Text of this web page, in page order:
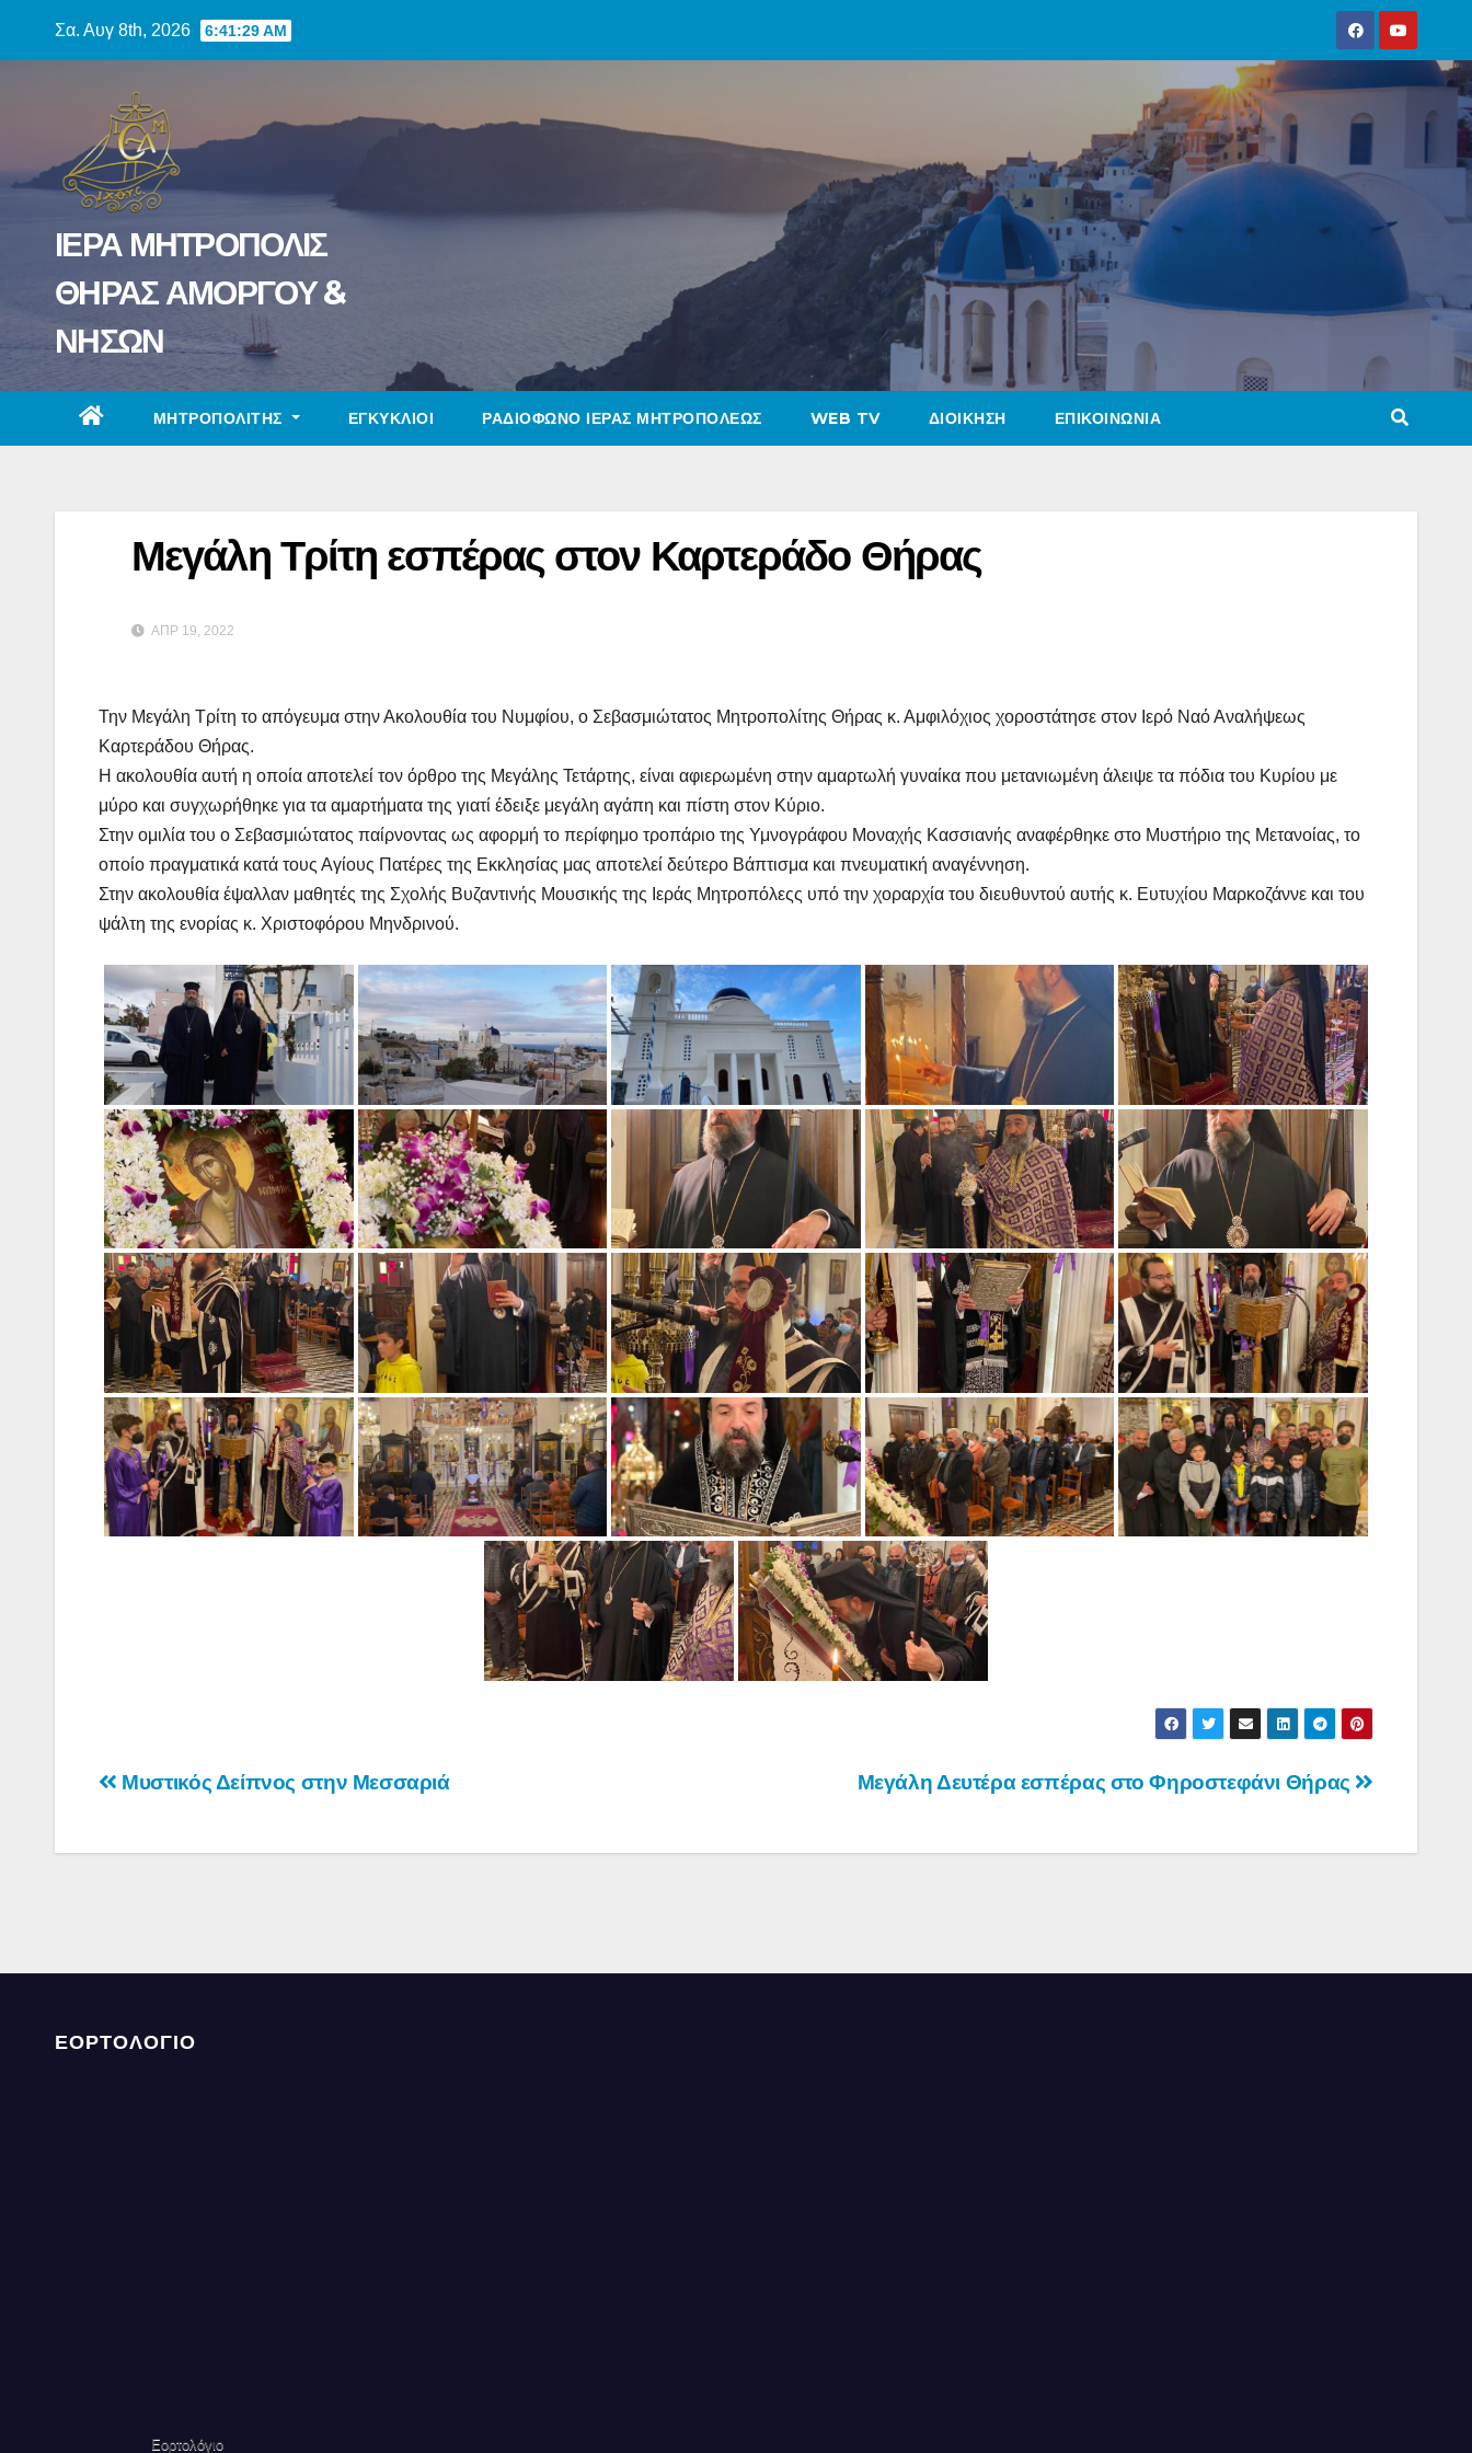
Σα. Αυγ 8th, 2026 6:41:30 AM
ΙΕΡΑ ΜΗΤΡΟΠΟΛΙΣ
ΘΗΡΑΣ ΑΜΟΡΓΟΥ &
ΝΗΣΩΝ
ΜΗΤΡΟΠΟΛΙΤΗΣ ΕΓΚΥΚΛΙΟΙ ΡΑΔΙΟΦΩΝΟ ΙΕΡΑΣ ΜΗΤΡΟΠΟΛΕΩΣ WEB TV ΔΙΟΙΚΗΣΗ ΕΠΙΚΟΙΝΩΝΙΑ
Μεγάλη Τρίτη εσπέρας στον Καρτεράδο Θήρας
ΑΠΡ 19, 2022
Την Μεγάλη Τρίτη το απόγευμα στην Ακολουθία του Νυμφίου, ο Σεβασμιώτατος Μητροπολίτης Θήρας κ. Αμφιλόχιος χοροστάτησε στον Ιερό Ναό Αναλήψεως
Καρτεράδου Θήρας.
Η ακολουθία αυτή η οποία αποτελεί τον όρθρο της Μεγάλης Τετάρτης, είναι αφιερωμένη στην αμαρτωλή γυναίκα που μετανιωμένη άλειψε τα πόδια του Κυρίου με
μύρο και συγχωρήθηκε για τα αμαρτήματα της γιατί έδειξε μεγάλη αγάπη και πίστη στον Κύριο.
Στην ομιλία του ο Σεβασμιώτατος παίρνοντας ως αφορμή το περίφημο τροπάριο της Υμνογράφου Μοναχής Κασσιανής αναφέρθηκε στο Μυστήριο της Μετανοίας, το
οποίο πραγματικά κατά τους Αγίους Πατέρες της Εκκλησίας μας αποτελεί δεύτερο Βάπτισμα και πνευματική αναγέννηση.
Στην ακολουθία έψαλλαν μαθητές της Σχολής Βυζαντινής Μουσικής της Ιεράς Μητροπόλεςς υπό την χοραρχία του διευθυντού αυτής κ. Ευτυχίου Μαρκοζάννε και του
ψάλτη της ενορίας κ. Χριστοφόρου Μηνδρινού.
Πλοήγηση
Μεγάλη Δευτέρα εσπέρας στο Φηροστεφάνι Θήρας
Μυστικός Δείπνος στην Μεσσαριά
ΕΟΡΤΟΛΟΓΙΟ
Εορτολόγιο